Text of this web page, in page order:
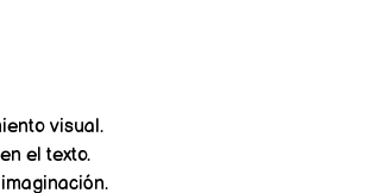
visual.
el texto.